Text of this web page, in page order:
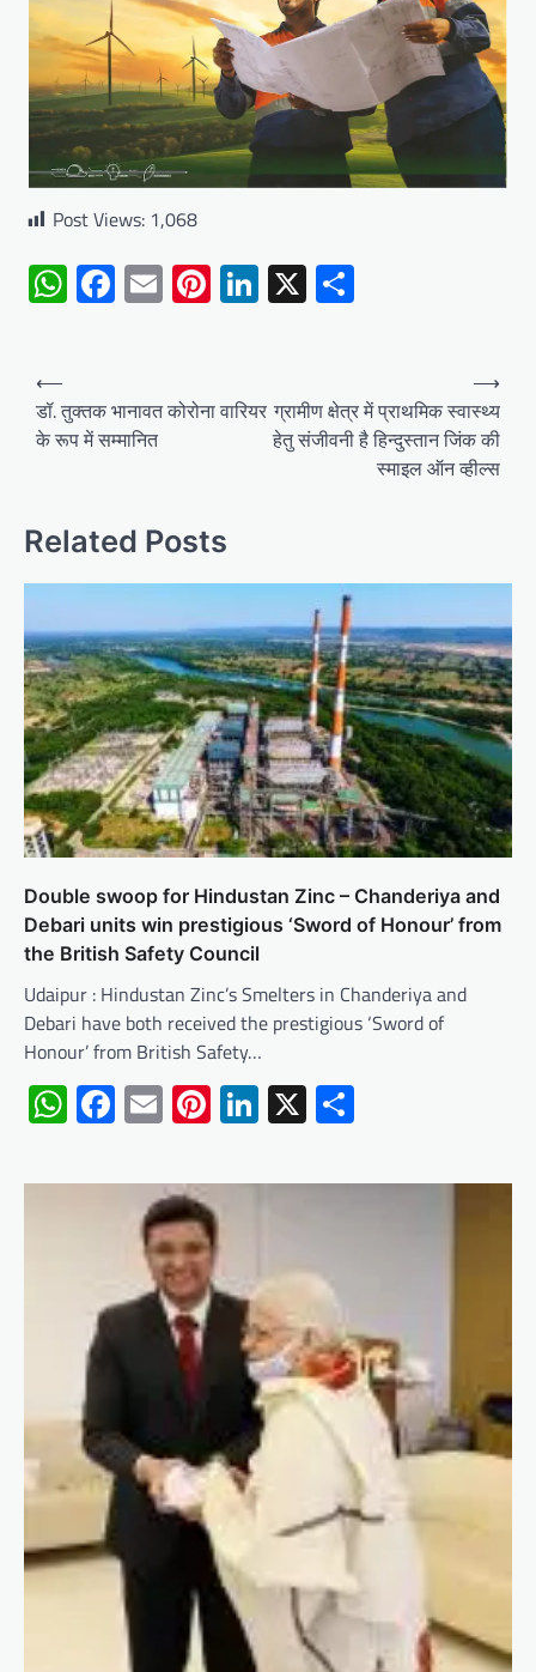
Post Views: 1,068
WhatsApp
Facebook
EmailPinterest
LinkedIn
X
Post
navigation
⟵
डॉ. तुक्तक भानावत कोरोना वारियर
के रूप में सम्मानित
ग्रामीण क्षेत्र में प्राथमिक स्वास्थ्य
हेतु संजीवनी है हिन्दुस्तान जिंक की
स्माइल ऑन व्हील्स
⟶
Related Posts
Double swoop for Hindustan Zinc – Chanderiya and
Debari units win prestigious ‘Sword of Honour’ from
the British Safety Council
Udaipur : Hindustan Zinc’s Smelters in Chanderiya and
Debari have both received the prestigious ‘Sword of
Honour’ from British Safety…
WhatsApp
Facebook
EmailPinterest
LinkedIn
X